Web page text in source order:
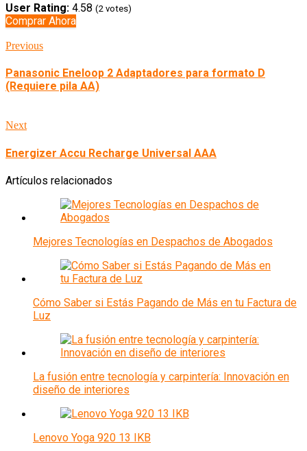
User Rating: 4.58 (2 votes)
Comprar Ahora
Previous
Panasonic Eneloop 2 Adaptadores para formato D
(Requiere pila AA)
Next
Energizer Accu Recharge Universal AAA
Artículos relacionados
Mejores Tecnologías en Despachos de Abogados
Cómo Saber si Estás Pagando de Más en tu Factura de
Luz
La fusión entre tecnología y carpintería: Innovación en
diseño de interiores
Lenovo Yoga 920 13 IKB